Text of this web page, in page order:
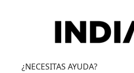
¿NECESITAS AYUDA?